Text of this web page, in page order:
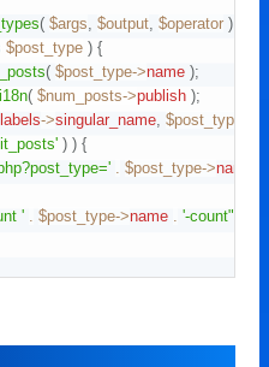
( $args, $output, $operator )
$post_type ) {
( $post_type->name );
( $num_posts->publish );
labels->singular_name, $post_type
) ) {
. $post_type->name
' . $post_type->name . '-count">'